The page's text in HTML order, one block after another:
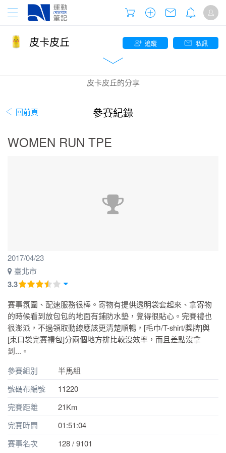
追蹤 私訊
皮卡皮丘
皮卡皮丘的分享
回前頁 參賽紀錄
WOMEN RUN TPE
2017/04/23
臺北市
3.3
賽事氛圍、配速服務很棒。寄物有提供透明袋套起來、拿寄物
的時候看到放包包的地面有鋪防水墊，覺得很貼心。完賽禮也
很澎派，不過領取動線應該更清楚順暢，[毛巾/T-shirt/獎牌]與
[束口袋完賽禮包]分兩個地方排比較沒效率，而且差點沒拿
到...。
參賽組別
半馬組
號碼布編號
11220
完賽距離
21Km
完賽時間
01:51:04
賽事名次
128 / 9101